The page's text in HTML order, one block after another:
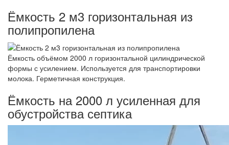
Ёмкость 2 м3 горизонтальная из
полипропилена
Ёмкость объёмом 2000 л горизонтальной цилиндрической
формы с усилением. Используется для транспортировки
молока. Герметичная конструкция.
Ёмкость на 2000 л усиленная для
обустройства септика